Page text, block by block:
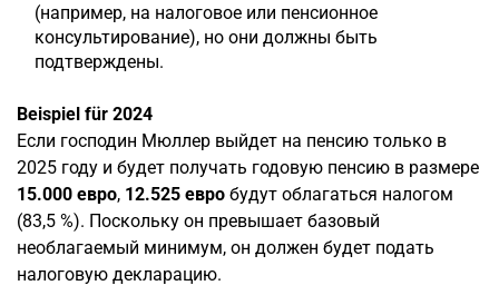
(например, на налоговое или пенсионное
консультирование), но они должны быть
подтверждены.
Beispiel für 2024
Если господин Мюллер выйдет на пенсию только в
2025 году и будет получать годовую пенсию в размере
15.000 евро, 12.525 евро будут облагаться налогом
(83,5 %). Поскольку он превышает базовый
необлагаемый минимум, он должен будет подать
налоговую декларацию.